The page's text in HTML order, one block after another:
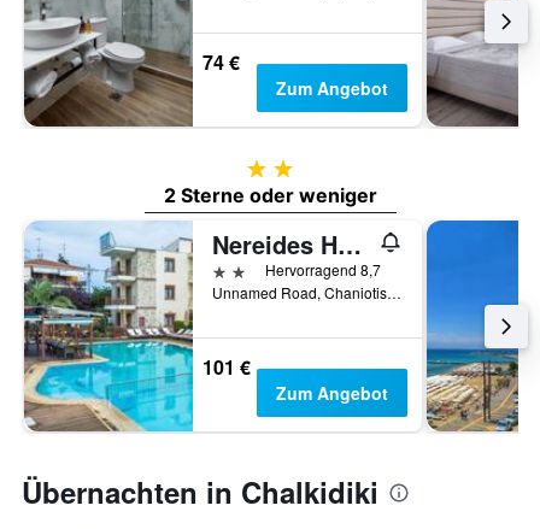
74 €
Zum Angebot
2 Sterne
2 Sterne oder weniger
Nereides Hotel
2 SterneHervorragend 8,7
Unnamed Road, Chaniotis 630 85, Chaniotis, Griechenland
101 €
Zum Angebot
Übernachten in Chalkidiki